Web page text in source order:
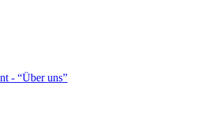
- “Über uns”